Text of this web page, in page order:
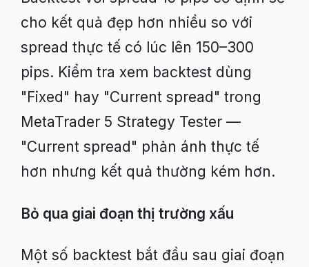
cho kết quả đẹp hơn nhiều so với
spread thực tế có lúc lên 150–300
pips. Kiểm tra xem backtest dùng
"Fixed" hay "Current spread" trong
MetaTrader 5 Strategy Tester —
"Current spread" phản ánh thực tế
hơn nhưng kết quả thường kém hơn.
Bỏ qua giai đoạn thị trường xấu
Một số backtest bắt đầu sau giai đoạn